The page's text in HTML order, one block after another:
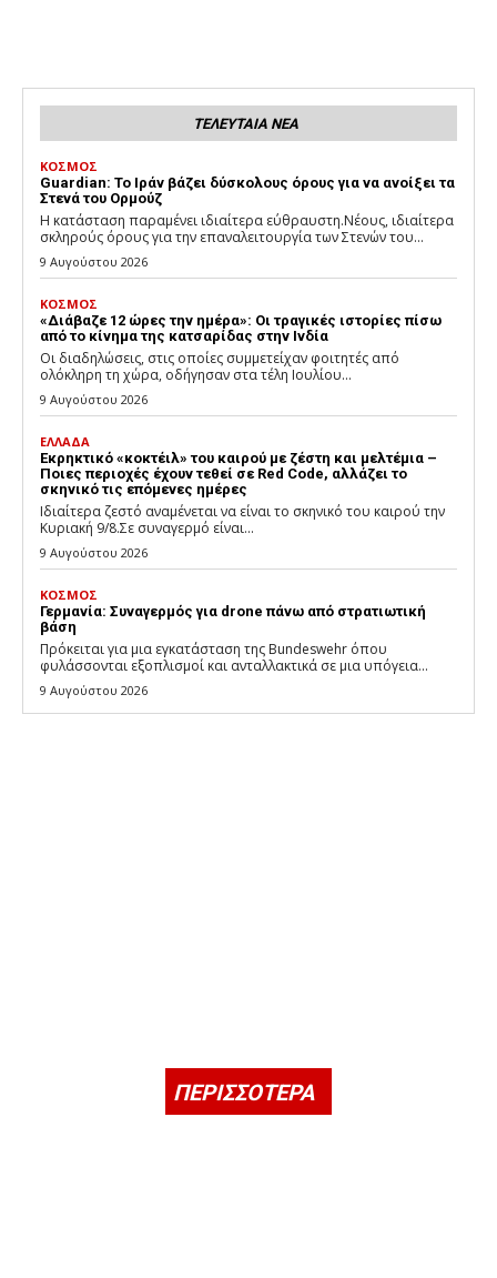
ΤΕΛΕΥΤΑΙΑ ΝΕΑ
ΚΟΣΜΟΣ
Guardian: Το Ιράν βάζει δύσκολους όρους για να ανοίξει τα
Στενά του Ορμούζ
Η κατάσταση παραμένει ιδιαίτερα εύθραυστη.Νέους, ιδιαίτερα
σκληρούς όρους για την επαναλειτουργία των Στενών του...
9 Αυγούστου 2026
ΚΟΣΜΟΣ
«Διάβαζε 12 ώρες την ημέρα»: Οι τραγικές ιστορίες πίσω
από το κίνημα της κατσαρίδας στην Ινδία
Οι διαδηλώσεις, στις οποίες συμμετείχαν φοιτητές από
ολόκληρη τη χώρα, οδήγησαν στα τέλη Ιουλίου...
9 Αυγούστου 2026
ΕΛΛΑΔΑ
Εκρηκτικό «κοκτέιλ» του καιρού με ζέστη και μελτέμια –
Ποιες περιοχές έχουν τεθεί σε Red Code, αλλάζει το
σκηνικό τις επόμενες ημέρες
Ιδιαίτερα ζεστό αναμένεται να είναι το σκηνικό του καιρού την
Κυριακή 9/8.Σε συναγερμό είναι...
9 Αυγούστου 2026
ΚΟΣΜΟΣ
Γερμανία: Συναγερμός για drone πάνω από στρατιωτική
βάση
Πρόκειται για μια εγκατάσταση της Bundeswehr όπου
φυλάσσονται εξοπλισμοί και ανταλλακτικά σε μια υπόγεια...
9 Αυγούστου 2026
ΠΕΡΙΣΣΟΤΕΡΑ